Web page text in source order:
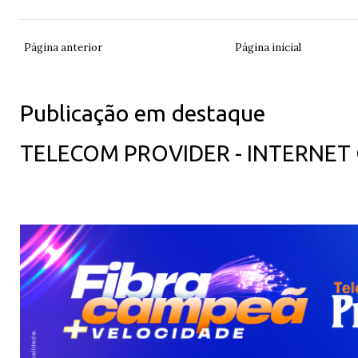
Página anterior Página inicial
Publicação em destaque
TELECOM PROVIDER -